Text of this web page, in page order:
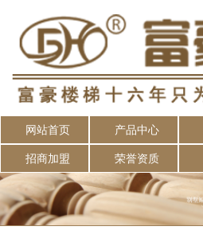
网站首页 产品中心
招商加盟 荣誉资质